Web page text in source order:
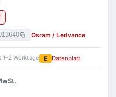
Osram / Ledvance
Werktage E Datenblatt